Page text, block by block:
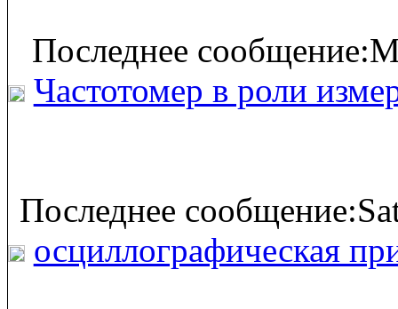
Последнее
Частотомер в роли
Последнее
осциллографическая